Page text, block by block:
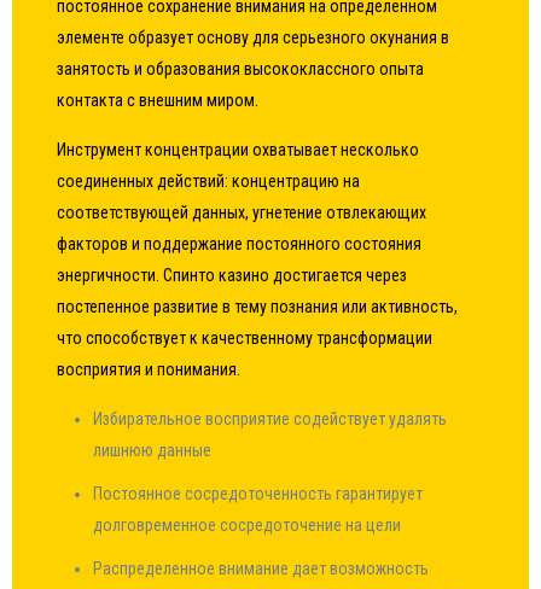
постоянное сохранение внимания на определённом
элементе образует основу для серьезного окунания в
занятость и образования высококлассного опыта
контакта с внешним миром.
Инструмент концентрации охватывает несколько
соединенных действий: концентрацию на
соответствующей данных, угнетение отвлекающих
факторов и поддержание постоянного состояния
энергичности. Спинто казино достигается через
постепенное развитие в тему познания или активность,
что способствует к качественному трансформации
восприятия и понимания.
Избирательное восприятие содействует удалять
лишнюю данные
Постоянное сосредоточенность гарантирует
долговременное сосредоточение на цели
Распределенное внимание дает возможность